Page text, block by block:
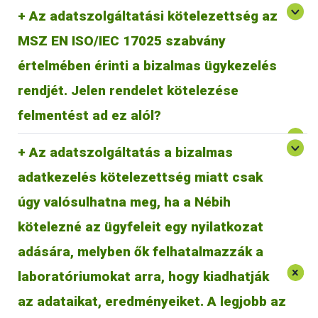
Az adatszolgáltatási kötelezettség az
MSZ EN ISO/IEC 17025 szabvány
értelmében érinti a bizalmas ügykezelés
rendjét. Jelen rendelet kötelezése
felmentést ad ez alól?
A jogszabály kötelezi a laboratóriumot a jelentés
MSZ EN ISO/IEC 17025 szabvány szerinti bizalmas
ügykezelés alól.
Az adatszolgáltatás a bizalmas
adatkezelés kötelezettség miatt csak
úgy valósulhatna meg, ha a Nébih
kötelezné az ügyfeleit egy nyilatkozat
adására, melyben ők felhatalmazzák a
laboratóriumokat arra, hogy kiadhatják
az adataikat, eredményeiket. A legjobb az
A jogszabály a laboratóriumok ügyfelei számára is
kötelezettséget jelent. Előírja, hogy a laboratóriumok a
vizsgálati eredményeikről - bizonyos esetekben
haladéktalanul, egyébként éves összesítésben –
A 8/2021. AM rendelet csak Magyarország területén
hatályos, így csak azokra a laboratóriumokra és azok
tevékenységére vonatkozik, amelyek Magyarország területén